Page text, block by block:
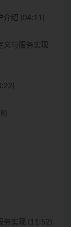
介绍 (04:11)
义与服务实现
务实现 (11:52)